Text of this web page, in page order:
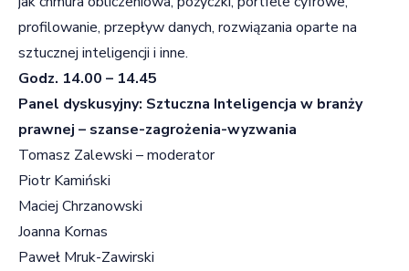
profilowanie, przepływ danych, rozwiązania oparte na
sztucznej inteligencji i inne.
Godz. 14.00 – 14.45
Panel dyskusyjny: Sztuczna Inteligencja w branży
prawnej – szanse-zagrożenia-wyzwania
Tomasz Zalewski – moderator
Piotr Kamiński
Maciej Chrzanowski
Joanna Kornas
Paweł Mruk-Zawirski